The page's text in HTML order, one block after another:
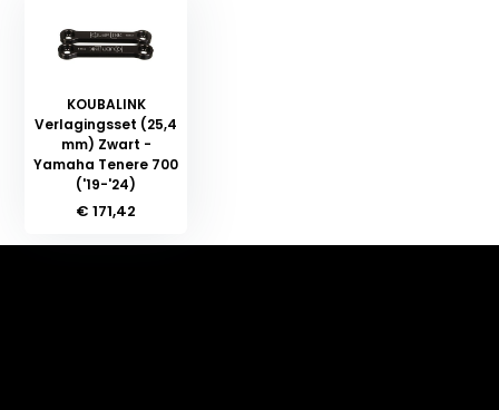
KOUBALINK
Verlagingsset (25,4
mm) Zwart -
Yamaha Tenere 700
('19-'24)
€ 171,42